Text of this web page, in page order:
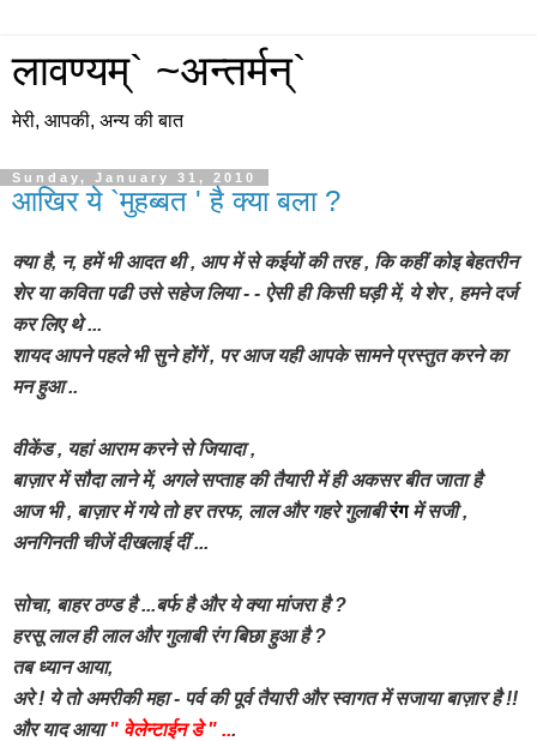
लावण्यम्` ~अन्तर्मन्`
मेरी, आपकी, अन्य की बात
Sunday, January 31, 2010
आखिर ये `मुहब्बत ' है क्या बला ?
क्या है, न, हमें भी आदत थी , आप में से कईयों की तरह , किकहीं कोइ बेहतरीन
शेर या कविता पढी उसे सहेज लिया - - ऐसी ही किसी घड़ी में, ये शेर , हमने दर्ज
कर लिए थे ...
शायद आपने पहले भी सुने होंगें , पर आज यही आपके सामने प्रस्तुत करने का
मनहुआ ..
वीकेंड , यहां आराम करने से जियादा ,
बाज़ार में सौदा लाने में, अगले सप्ताह की तैयारी में ही अकसर बीत जाता है
आज भी , बाज़ार में गये तो हर तरफ, लाल और गहरे गुलाबीरंग में सजी ,
अनगिनती चीजें दीखलाई दीं ...
सोचा, बाहर ठण्ड है ...बर्फ है और ये क्या मांजरा है ?
हरसू लाल ही लाल और गुलाबी रंग बिछा हुआ है ?
तब ध्यान आया,
अरे ! ये तो अमरीकी महा - पर्व की पूर्व तैयारी और स्वागत में सजाया बाज़ार है !!
और याद आया" वेलेन्टाईन डे " ...